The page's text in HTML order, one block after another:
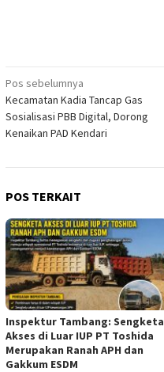
Navigasi
pos
Pos sebelumnya
Kecamatan Kadia Tancap Gas
Sosialisasi PBB Digital, Dorong
Kenaikan PAD Kendari
POS TERKAIT
Inspektur Tambang: Sengketa
Akses di Luar IUP PT Toshida
Merupakan Ranah APH dan
Gakkum ESDM